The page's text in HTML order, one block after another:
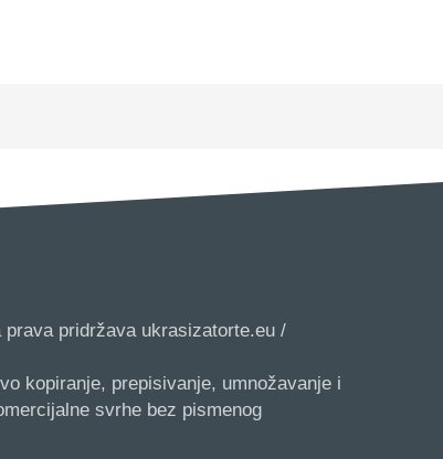
pridržava ukrasizatorte.eu /
kopiranje, prepisivanje, umnožavanje i
svrhe bez pismenog